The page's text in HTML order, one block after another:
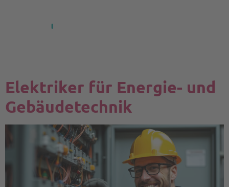
Elektriker für Energie- und
Gebäudetechnik